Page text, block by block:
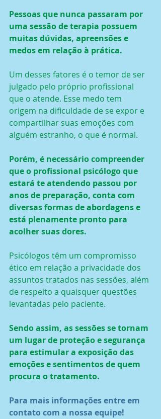
Pessoas que nunca passaram por
uma sessão de terapia possuem
muitas dúvidas, apreensões e
medos em relação à prática.
Um desses fatores é o temor de ser
julgado pelo próprio profissional
que o atende. Esse medo tem
origem na dificuldade de se expor e
compartilhar suas emoções com
alguém estranho, o que é normal.
Porém, é necessário compreender
que o profissional psicólogo que
estará te atendendo passou por
anos de preparação, conta com
diversas formas de abordagens e
está plenamente pronto para
acolher suas dores.
Psicólogos têm um compromisso
ético em relação a privacidade dos
assuntos tratados nas sessões, além
de respeito a quaisquer questões
levantadas pelo paciente.
Sendo assim, as sessões se tornam
um lugar de proteção e segurança
para estimular a exposição das
emoções e sentimentos de quem
procura o tratamento.
Para mais informações entre em
contato com a nossa equipe!